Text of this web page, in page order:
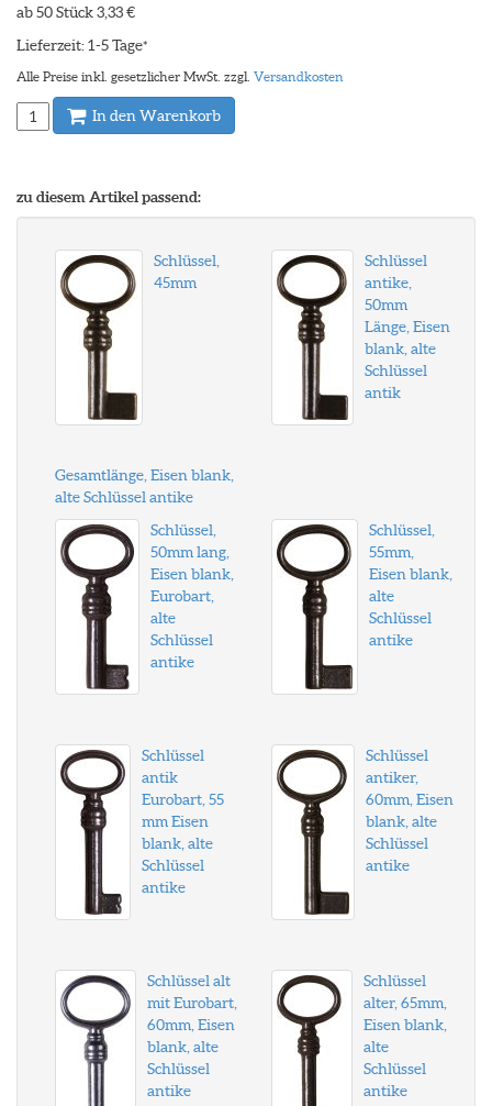
ab 50 Stück 3,33 €
Lieferzeit: 1-5 Tage*
Alle Preise inkl. gesetzlicher MwSt. zzgl. Versandkosten
In den Warenkorb
zu diesem Artikel passend:
Schlüssel,
45mm
Gesamtlänge, Eisen blank,
alte Schlüssel antike
Schlüssel
antike,
50mm
Länge, Eisen
blank, alte
Schlüssel
antik
Schlüssel,
50mm lang,
Eisen blank,
Eurobart,
alte
Schlüssel
antike
Schlüssel,
55mm,
Eisen blank,
alte
Schlüssel
antike
Schlüssel
antik
Eurobart, 55
mm Eisen
blank, alte
Schlüssel
antike
Schlüssel
antiker,
60mm, Eisen
blank, alte
Schlüssel
antike
Schlüssel alt
mit Eurobart,
60mm, Eisen
blank, alte
Schlüssel
antike
Schlüssel
alter, 65mm,
Eisen blank,
alte
Schlüssel
antike